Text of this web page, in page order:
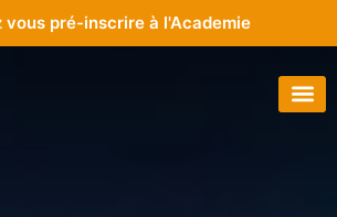
vous pré-inscrire à l'Academie